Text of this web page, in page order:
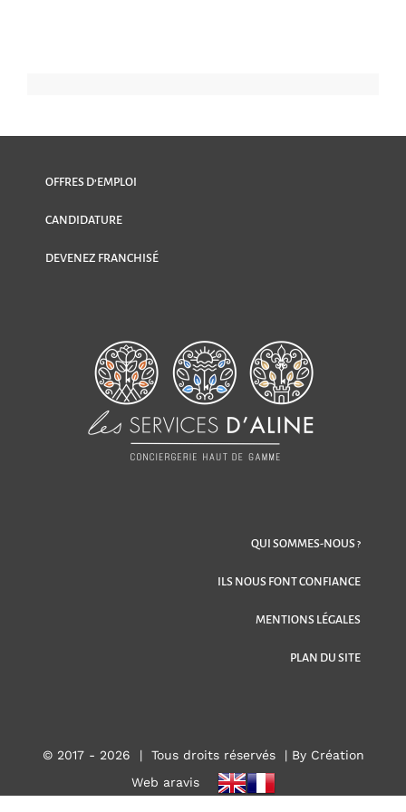
OFFRES D’EMPLOI
CANDIDATURE
DEVENEZ FRANCHISÉ
QUI SOMMES-NOUS ?
ILS NOUS FONT CONFIANCE
MENTIONS LÉGALES
PLAN DU SITE
© 2017 - 2026 | Tous droits réservés | By Création
Web aravis